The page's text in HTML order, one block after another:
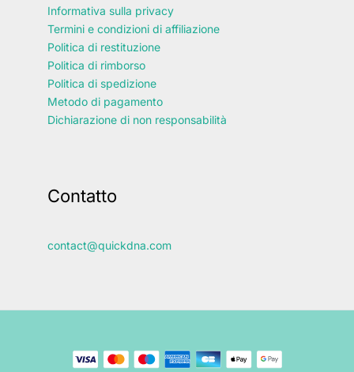
Informativa sulla privacy
Termini e condizioni di affiliazione
Politica di restituzione
Politica di rimborso
Politica di spedizione
Metodo di pagamento
Dichiarazione di non responsabilità
Contatto
contact@quickdna.com